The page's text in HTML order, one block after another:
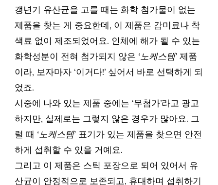
갱년기 유산균을 고를 때는 화학 첨가물이 없는
제품을 찾는 게 중요한데, 이 제품은 감미료나 착
색료 없이 제조되었어요. 인체에 해가 될 수 있는
화학성분이 전혀 첨가되지 않은 ‘노케스템’ 제품
이라, 보자마자 ‘이거다!’ 싶어서 바로 선택하게 되
었죠.
시중에 나와 있는 제품 중에는 ‘무첨가’라고 광고
하지만, 실제로는 그렇지 않은 경우가 많아요. 그
럴 때 ‘노케스템’ 표기가 있는 제품을 찾으면 안전
하게 섭취할 수 있을 거예요.
그리고 이 제품은 스틱 포장으로 되어 있어서 유
산균이 안정적으로 보존되고, 휴대하며 섭취하기